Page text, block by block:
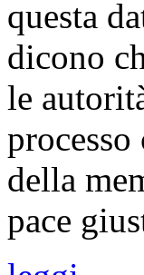
questa
dicono
le
della
pace